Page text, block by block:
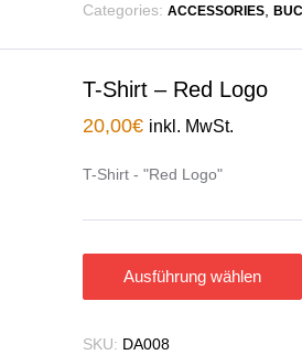
Categories: ACCESSORIES,
T-Shirt – Red Logo
20,00€ inkl. MwSt.
T-Shirt - "Red Logo"
Ausführung wählen
SKU: DA008